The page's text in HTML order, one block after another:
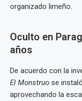
organizado limeño.
Oculto en
años
De acuerdo con la
El Monstruo se
aprovechando la